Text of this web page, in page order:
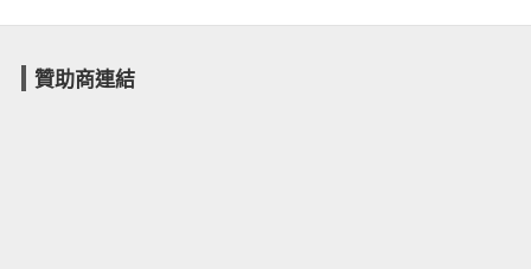
贊助商連結